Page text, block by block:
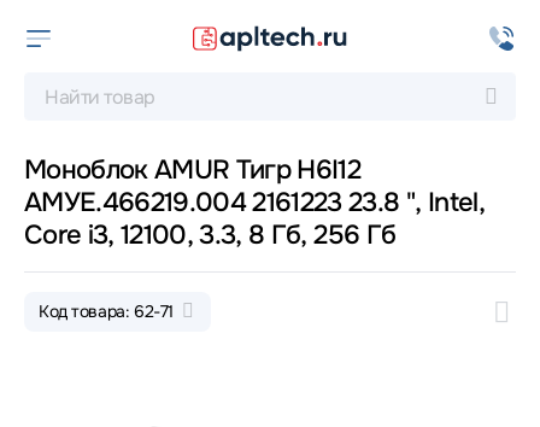
Моноблок AMUR Тигр H6I12
АМУЕ.466219.004 2161223 23.8 ", Intel,
Core i3, 12100, 3.3, 8 Гб, 256 Гб
Код товара: 62-71